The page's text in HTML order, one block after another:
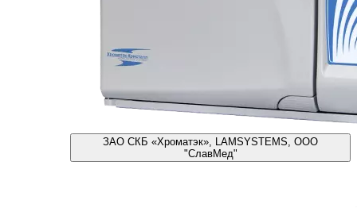
ЗАО СКБ «Хроматэк», LAMSYSTEMS, ООО
"СлавМед"